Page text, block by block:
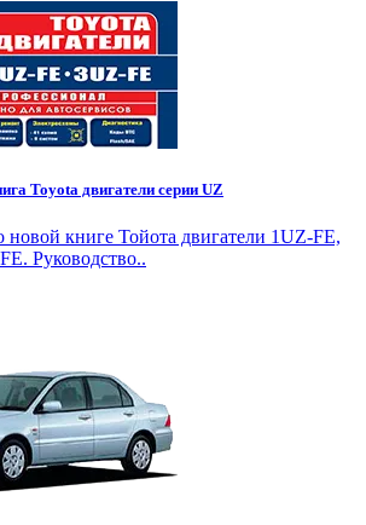
Toyota двигатели серии UZ
книге Тойота двигатели 1UZ-FE,
Руководство..